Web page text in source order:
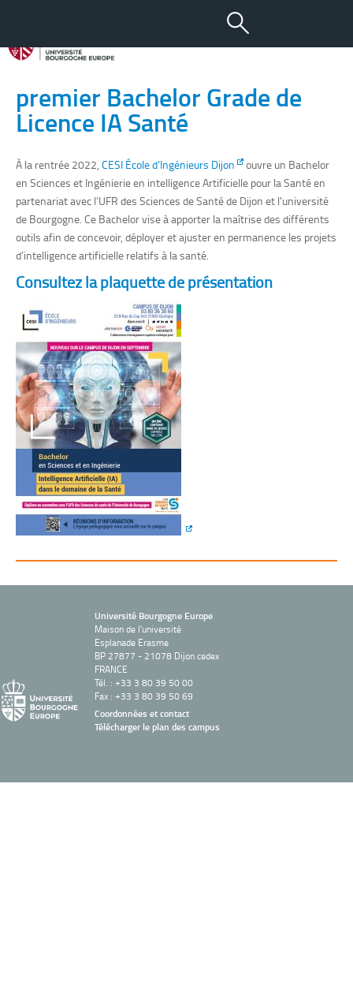
15 MAI 2022
Rentrée 2022 : Ouverture du
premier Bachelor Grade de
Licence IA Santé
À la rentrée 2022, CESI École d’Ingénieurs Dijon
ouvre un Bachelor
en Sciences et Ingénierie en intelligence Artificielle pour la Santé en
partenariat avec l’UFR des Sciences de Santé de Dijon et l'université
de Bourgogne. Ce Bachelor vise à apporter la maîtrise des différents
outils afin de concevoir, déployer et ajuster en permanence les projets
d’intelligence artificielle relatifs à la santé.
Consultez la plaquette de présentation
Université Bourgogne Europe
Maison de l'université
Esplanade Erasme
BP 27877 - 21078 Dijon cedex
FRANCE
Tél. : +33 3 80 39 50 00
Fax : +33 3 80 39 50 69
Coordonnées et contact
Télécharger le plan des campus